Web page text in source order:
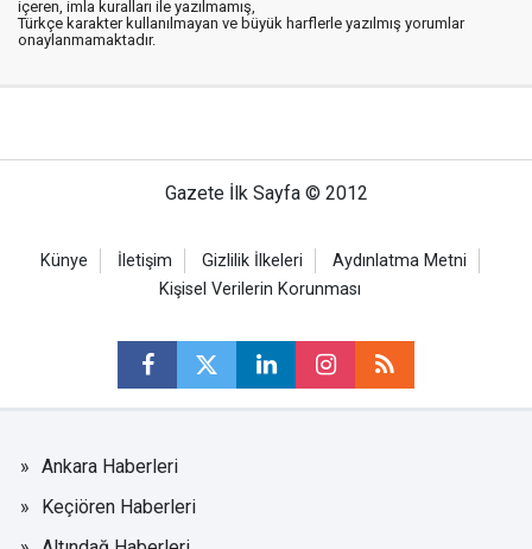
içeren, imla kuralları ile yazılmamış,
Türkçe karakter kullanılmayan ve büyük harflerle yazılmış yorumlar
onaylanmamaktadır.
Gazete İlk Sayfa © 2012
Künye İletişim Gizlilik İlkeleri
Aydınlatma Metni
Kişisel Verilerin Korunması
Ankara Haberleri
Keçiören Haberleri